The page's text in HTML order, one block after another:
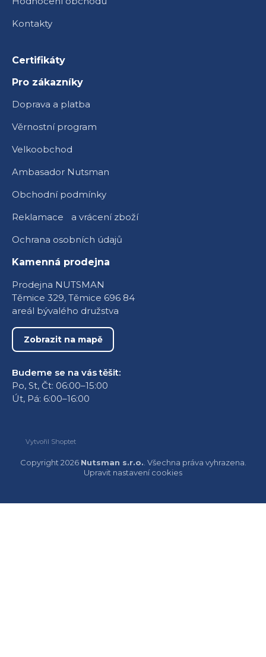
Kontakty
Certifikáty
Pro zákazníky
Doprava a platba
Věrnostní program
Velkoobchod
Ambasador Nutsman
Obchodní podmínky
Reklamace a vrácení zboží
Ochrana osobních údajů
Kamenná prodejna
Prodejna NUTSMAN
Těmice 329, Těmice 696 84
areál bývalého družstva
Zobrazit na mapě
Budeme se na vás těšit:
Po, St, Čt: 06:00–15:00
Út, Pá: 6:00–16:00
Vytvořil Shoptet
Copyright 2026 Nutsman s.r.o. . Všechna práva vyhrazena.
Upravit nastavení cookies